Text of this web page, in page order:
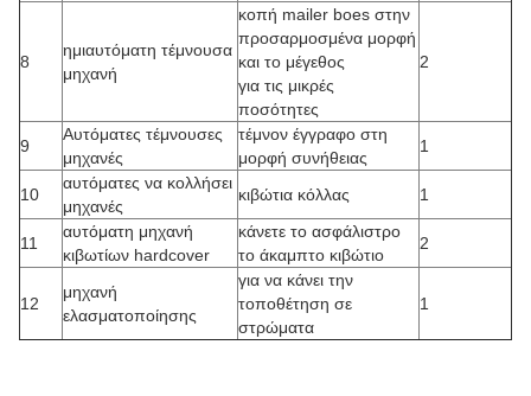
8
ημιαυτόματη τέμνουσα
μηχανή
κοπή mailer boes στην
προσαρμοσμένα μορφή
και το μέγεθος
για τις μικρές
ποσότητες
2
9
Αυτόματες τέμνουσες
μηχανές
τέμνον έγγραφο στη
μορφή συνήθειας
1
10
αυτόματες να κολλήσει
μηχανές
κιβώτια κόλλας 1
11
αυτόματη μηχανή
κιβωτίων hardcover
κάνετε το ασφάλιστρο
το άκαμπτο κιβώτιο
2
12
μηχανή
ελασματοποίησης
για να κάνει την
τοποθέτηση σε
στρώματα
1